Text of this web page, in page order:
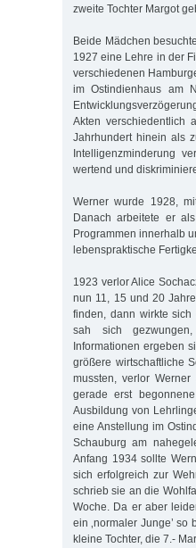
zweite Tochter Margot
Beide Mädchen
1927 eine Lehre in der
verschiedenen
im Ostindienhaus am
Akten verschiedentlich
Jahrhundert hinein als
Intelligenzminderung
wertend und
Werner wurde 1928,
Danach arbeitete er
Programmen innerhalb
lebenspraktische
1923 verlor Alice
nun 11, 15 und 20
finden, dann wirkte
sah sich
Informationen ergeben
größere wirtschaftliche
mussten, verlor
gerade erst
Ausbildung von
eine Anstellung im
Schauburg am
Anfang 1934 sollte
sich erfolgreich zur
schrieb sie an die
Woche. Da er aber
ein ‚normaler Junge’
kleine Tochter, die 7.-